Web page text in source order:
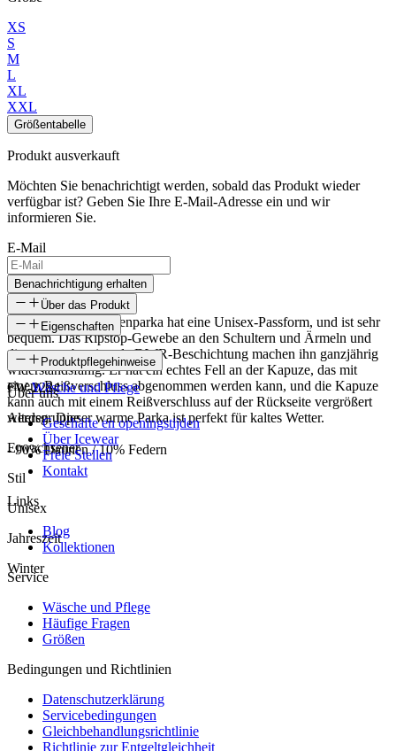
XS
S
M
L
XL
XXL
Größentabelle
Produkt ausverkauft
Möchten Sie benachrichtigt werden, sobald das Produkt wieder
verfügbar ist? Geben Sie Ihre E-Mail-Adresse ein und wir
informieren Sie.
E-Mail
Benachrichtigung erhalten
Über das Produkt
Dieser warme Daunenparka hat eine Unisex-Passform, und ist sehr
bequem. Das Ripstop-Gewebe an den Schultern und Ärmeln und
die wasserabweisende DWR-Beschichtung machen ihn ganzjährig
widerstandsfähig. Er hat ein echtes Fell an der Kapuze, das mit
einem Reißverschluss abgenommen werden kann, und die Kapuze
kann auch mit einem Reißverschluss auf der Rückseite vergrößert
werden. Dieser warme Parka ist perfekt für kaltes Wetter.
- 90% Daunen / 10% Federn
Eigenschaften
SKU
FW-2284
Altersgruppe
Erwachsener
Stil
Unisex
Jahreszeit
Winter
Produktpflegehinweise
Wäsche und Pflege
Über uns
Geschäfte en openingstijden
Über Icewear
Freie Stellen
Kontakt
Links
Blog
Kollektionen
Service
Wäsche und Pflege
Häufige Fragen
Größen
Bedingungen und Richtlinien
Datenschutzerklärung
Servicebedingungen
Gleichbehandlungsrichtlinie
Richtlinie zur Entgeltgleichheit